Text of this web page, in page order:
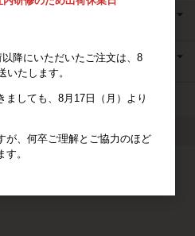
降にいただいたご注文は、8
いたします。
ましても、8月17日（月）より
が、何卒ご理解とご協力のほど
。